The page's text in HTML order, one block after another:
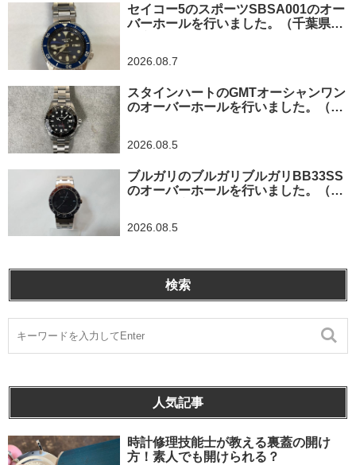
セイコー5のスポーツSBSA001のオー
バーホールを行いました。（千葉県東
2026.08.7
スタインハートのGMTオーシャンワン
のオーバーホールを行いました。（神
2026.08.5
ブルガリのブルガリブルガリBB33SS
のオーバーホールを行いました。（埼
2026.08.5
検索
人気記事
時計修理技能士が教える裏蓋の開け
方！素人でも開けられる？